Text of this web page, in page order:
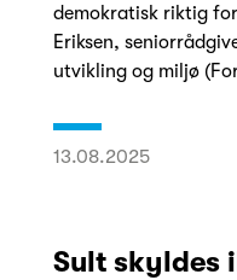
demokratisk riktig
Eriksen,
utvikling og miljø
13.08.2025
Sult skyldes